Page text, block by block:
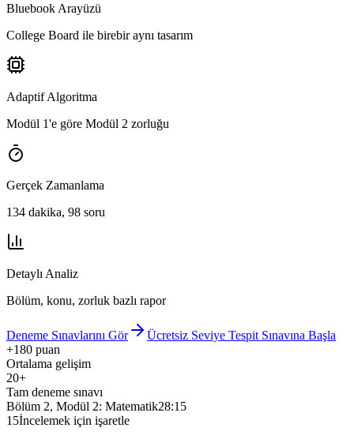
Bluebook Arayüzü
College Board ile birebir aynı tasarım
Adaptif Algoritma
Modül 1'e göre Modül 2 zorluğu
Gerçek Zamanlama
134 dakika, 98 soru
Detaylı Analiz
Bölüm, konu, zorluk bazlı rapor
Deneme Sınavlarını Gör
Ücretsiz Seviye Tespit Sınavına Başla
+180 puan
Ortalama gelişim
20+
Tam deneme sınavı
Bölüm 2, Modül 2: Matematik28:15
15İncelemek için işaretle